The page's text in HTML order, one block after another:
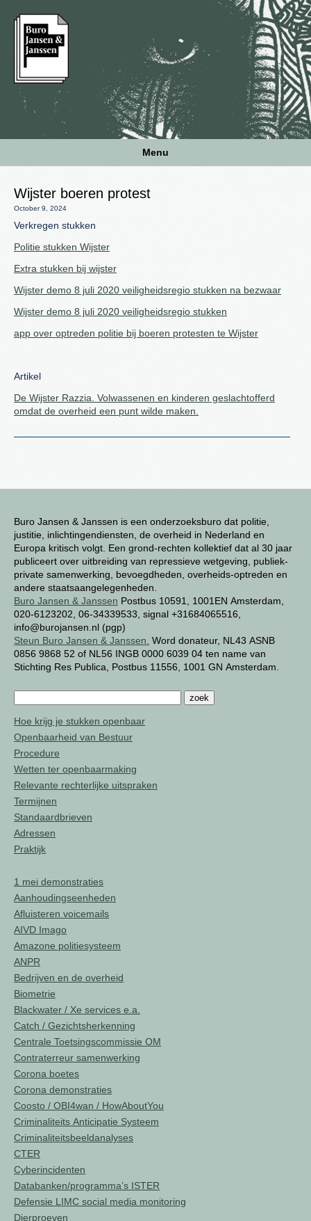
Menu
Buro Jansen & Janssen is een onderzoeksburo dat politie,
justitie, inlichtingendiensten, de overheid in Nederland en
Europa kritisch volgt. Een grond-rechten kollektief dat al 30 jaar
publiceert over uitbreiding van repressieve wetgeving, publiek-
private samenwerking, bevoegdheden, overheids-optreden en
andere staatsaangelegenheden.
Buro Jansen & Janssen Postbus 10591, 1001EN Amsterdam,
020-6123202, 06-34339533, signal +31684065516,
info@burojansen.nl (pgp)
Steun Buro Jansen & Janssen. Word donateur, NL43 ASNB
0856 9868 52 of NL56 INGB 0000 6039 04 ten name van
Stichting Res Publica, Postbus 11556, 1001 GN Amsterdam.
Hoe krijg je stukken openbaar
Openbaarheid van Bestuur
Procedure
Wetten ter openbaarmaking
Relevante rechterlijke uitspraken
Termijnen
Standaardbrieven
Adressen
Praktijk
1 mei demonstraties
Aanhoudingseenheden
Afluisteren voicemails
AIVD Imago
Amazone politiesysteem
ANPR
Bedrijven en de overheid
Biometrie
Blackwater / Xe services e.a.
Catch / Gezichtsherkenning
Centrale Toetsingscommissie OM
Contraterreur samenwerking
Corona boetes
Corona demonstraties
Coosto / OBI4wan / HowAboutYou
Criminaliteits Anticipatie Systeem
Criminaliteitsbeeldanalyses
CTER
Cyberincidenten
Databanken/programma’s ISTER
Defensie LIMC social media monitoring
Dierproeven
Wijster boeren protest
October 9, 2024
Verkregen stukken
Politie stukken Wijster
Extra stukken bij wijster
Wijster demo 8 juli 2020 veiligheidsregio stukken na bezwaar
Wijster demo 8 juli 2020 veiligheidsregio stukken
app over optreden politie bij boeren protesten te Wijster
Artikel
De Wijster Razzia. Volwassenen en kinderen geslachtofferd
omdat de overheid een punt wilde maken.